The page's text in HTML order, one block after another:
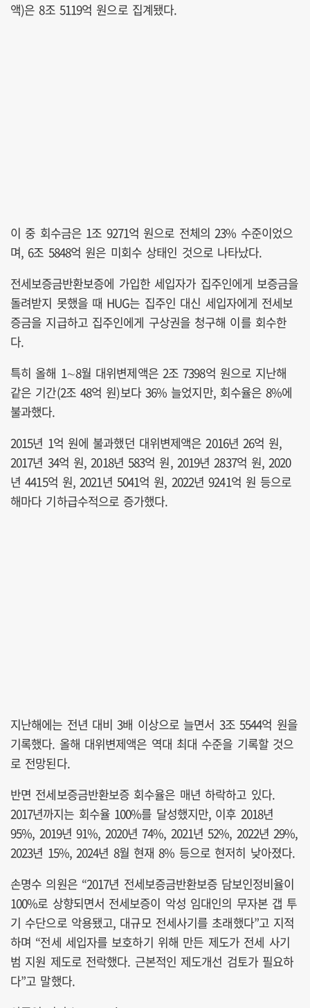
액)은 8조 5119억 원으로 집계됐다.
이 중 회수금은 1조 9271억 원으로 전체의 23% 수준이었으
며, 6조 5848억 원은 미회수 상태인 것으로 나타났다.
전세보증금반환보증에 가입한 세입자가 집주인에게 보증금을
돌려받지 못했을 때 HUG는 집주인 대신 세입자에게 전세보
증금을 지급하고 집주인에게 구상권을 청구해 이를 회수한
다.
특히 올해 1∼8월 대위변제액은 2조 7398억 원으로 지난해
같은 기간(2조 48억 원)보다 36% 늘었지만, 회수율은 8%에
불과했다.
2015년 1억 원에 불과했던 대위변제액은 2016년 26억 원,
2017년 34억 원, 2018년 583억 원, 2019년 2837억 원, 2020
년 4415억 원, 2021년 5041억 원, 2022년 9241억 원 등으로
해마다 기하급수적으로 증가했다.
지난해에는 전년 대비 3배 이상으로 늘면서 3조 5544억 원을
기록했다. 올해 대위변제액은 역대 최대 수준을 기록할 것으
로 전망된다.
반면 전세보증금반환보증 회수율은 매년 하락하고 있다.
2017년까지는 회수율 100%를 달성했지만, 이후 2018년
95%, 2019년 91%, 2020년 74%, 2021년 52%, 2022년 29%,
2023년 15%, 2024년 8월 현재 8% 등으로 현저히 낮아졌다.
손명수 의원은 “2017년 전세보증금반환보증 담보인정비율이
100%로 상향되면서 전세보증이 악성 임대인의 무자본 갭 투
기 수단으로 악용됐고, 대규모 전세사기를 초래했다”고 지적
하며 “전세 세입자를 보호하기 위해 만든 제도가 전세 사기
범 지원 제도로 전락했다. 근본적인 제도개선 검토가 필요하
다”고 말했다.